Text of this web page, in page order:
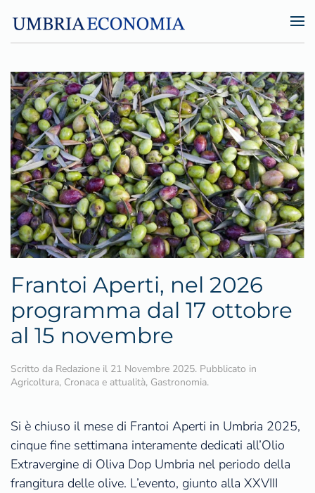
Frantoi Aperti, nel 2026
programma dal 17 ottobre
al 15 novembre
Scritto da Redazione il 21 Novembre 2025. Pubblicato in
Agricoltura, Cronaca e attualità, Gastronomia.
Si è chiuso il mese di Frantoi Aperti in Umbria 2025,
cinque fine settimana interamente dedicati all’Olio
Extravergine di Oliva Dop Umbria nel periodo della
frangitura delle olive. L’evento, giunto alla XXVIII